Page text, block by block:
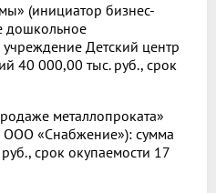
(инициатор бизнес-
дошкольное
Детский центр
40 000,00 тыс. руб., срок
металлопроката»
ООО «Снабжение»): сумма
срок окупаемости 17